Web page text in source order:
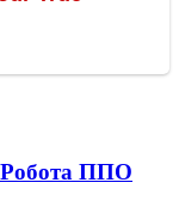
Робота ППО